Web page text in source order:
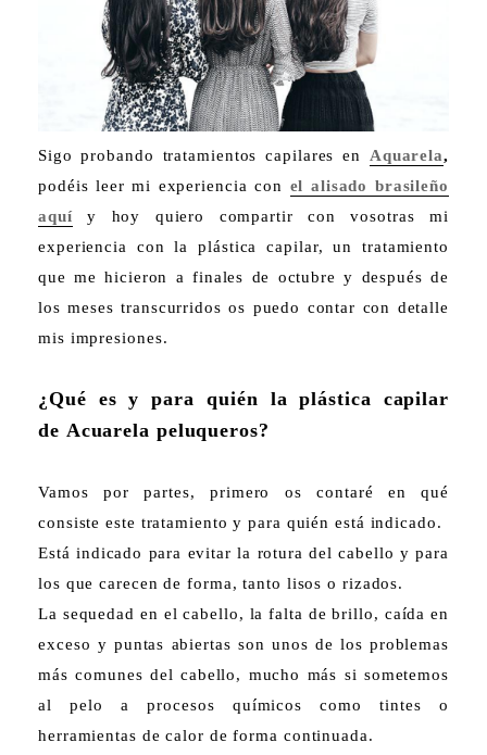
Sigo probando tratamientos capilares en Aquarela,
podéis leer mi experiencia con el alisado brasileño
aquí
y hoy quiero compartir con vosotras mi
experiencia con la plástica capilar, un tratamiento
que me hicieron a finales de octubre y después de
los meses transcurridos os puedo contar con detalle
mis impresiones.
¿Qué es y para quién la plástica capilar
de Acuarela peluqueros?
Vamos por partes, primero os contaré en qué
consiste este tratamiento y para quién está indicado.
Está indicado para evitar la rotura del cabello y para
los que carecen de forma, tanto lisos o rizados.
La sequedad en el cabello, la falta de brillo, caída en
exceso y puntas abiertas son unos de los problemas
más comunes del cabello, mucho más si sometemos
al pelo a procesos químicos como tintes o
herramientas de calor de forma continuada.